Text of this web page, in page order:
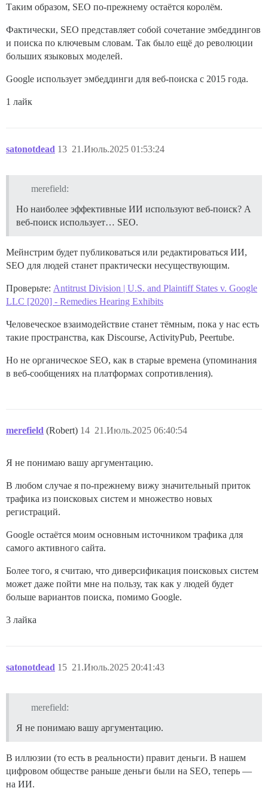
Таким образом, SEO по-прежнему остаётся королём.
Фактически, SEO представляет собой сочетание эмбеддингов
и поиска по ключевым словам. Так было ещё до революции
больших языковых моделей.
Google использует эмбеддинги для веб-поиска с 2015 года.
1 лайк
satonotdead 21.Июль.2025 01:53:24
13
merefield:
Но наиболее эффективные ИИ используют веб-поиск? А
веб-поиск использует… SEO.
Мейнстрим будет публиковаться или редактироваться ИИ,
SEO для людей станет практически несуществующим.
Проверьте: Antitrust Division | U.S. and Plaintiff States v. Google
LLC [2020] - Remedies Hearing Exhibits
Человеческое взаимодействие станет тёмным, пока у нас есть
такие пространства, как Discourse, ActivityPub, Peertube.
Но не органическое SEO, как в старые времена (упоминания
в веб-сообщениях на платформах сопротивления).
merefield (Robert) 21.Июль.2025 06:40:54
14
Я не понимаю вашу аргументацию.
В любом случае я по-прежнему вижу значительный приток
трафика из поисковых систем и множество новых
регистраций.
Google остаётся моим основным источником трафика для
самого активного сайта.
Более того, я считаю, что диверсификация поисковых систем
может даже пойти мне на пользу, так как у людей будет
больше вариантов поиска, помимо Google.
3 лайка
satonotdead 21.Июль.2025 20:41:43
15
merefield:
Я не понимаю вашу аргументацию.
В иллюзии (то есть в реальности) правит деньги. В нашем
цифровом обществе раньше деньги были на SEO, теперь —
на ИИ.